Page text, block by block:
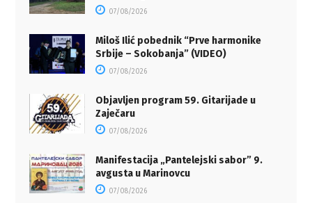
07/08/2026
Miloš Ilić pobednik “Prve harmonike
Srbije – Sokobanja” (VIDEO)
07/08/2026
Objavljen program 59. Gitarijade u
Zaječaru
07/08/2026
Manifestacija „Pantelejski sabor” 9.
avgusta u Marinovcu
07/08/2026